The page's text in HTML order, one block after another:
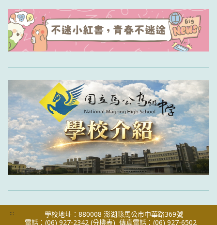
:::
學校地址：880008 澎湖縣馬公市中華路369號
電話：(06) 927-2342 (分機表) 傳真電話：(06) 927-6502